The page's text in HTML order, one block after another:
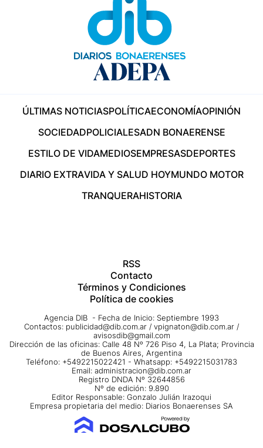
ÚLTIMAS NOTICIASPOLÍTICAECONOMÍAOPINIÓN
SOCIEDADPOLICIALESADN BONAERENSE
ESTILO DE VIDAMEDIOSEMPRESASDEPORTES
DIARIO EXTRAVIDA Y SALUD HOYMUNDO MOTOR
TRANQUERAHISTORIA
RSS
Contacto
Términos y Condiciones
Política de cookies
Agencia DIB - Fecha de Inicio: Septiembre 1993
Contactos: publicidad@dib.com.ar / vpignaton@dib.com.ar /
avisosdib@gmail.com
Dirección de las oficinas: Calle 48 Nº 726 Piso 4, La Plata; Provincia
de Buenos Aires, Argentina
Teléfono: +5492215022421 - Whatsapp: +5492215031783
Email: administracion@dib.com.ar
Registro DNDA Nº 32644856
Nº de edición: 9.890
Editor Responsable: Gonzalo Julián Irazoqui
Empresa propietaria del medio: Diarios Bonaerenses SA